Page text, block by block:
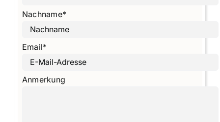
Nachname*
Email*
Anmerkung